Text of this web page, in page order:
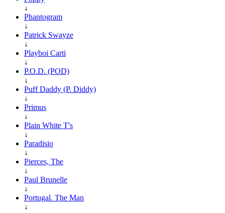
↓
Phantogram
↓
Patrick Swayze
↓
Playboi Carti
↓
P.O.D. (POD)
↓
Puff Daddy (P. Diddy)
↓
Primus
↓
Plain White T's
↓
Paradisio
↓
Pierces, The
↓
Paul Brunelle
↓
Portugal. The Man
↓